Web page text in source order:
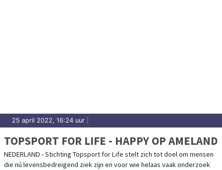
25 april 2022, 16:24 uur
TOPSPORT FOR LIFE - HAPPY OP AMELAND
NEDERLAND - Stichting Topsport for Life stelt zich tot doel om mensen
die nú levensbedreigend ziek zijn en voor wie helaas vaak onderzoek